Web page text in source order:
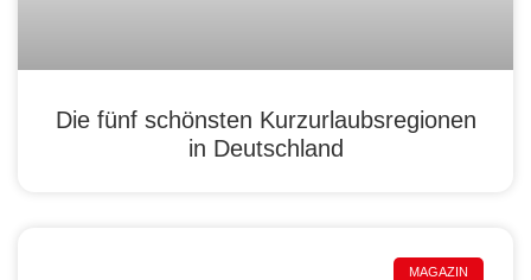
Die fünf schönsten Kurzurlaubsregionen
in Deutschland
MAGAZIN